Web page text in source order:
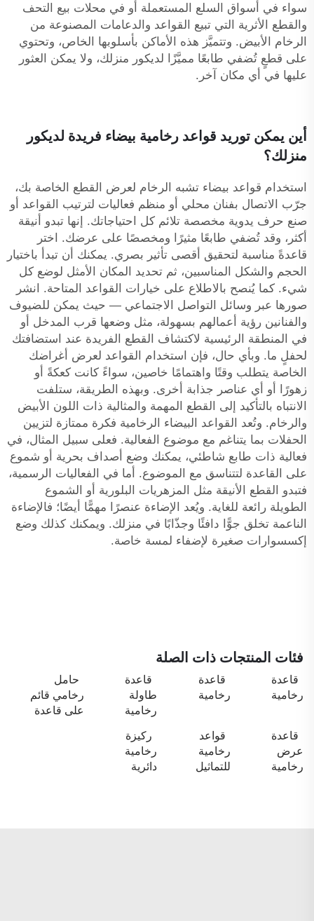
سواء في أسواق السلع المستعملة أو في محلات بيع التحف
والقطع الأثرية التي تبيع القواعد والدعامات المصنوعة من
الرخام الأبيض. وتتميَّز هذه الأماكن بأسلوبها الخاص، وتحتوي
على قطعٍ تُضفي طابعًا مميَّزًا لديكور منزلك، ولا يمكن العثور
عليها في أي مكان آخر.
أين يمكن توريد قواعد رخامية بيضاء فريدة لديكور
منزلك؟
استخدام قواعد بيضاء تشبه الرخام لعرض القطع الخاصة بك،
جرّب الاتصال بفنان محلي أو منظم فعاليات لترتيب القواعد أو
صنع حرف يدوية مخصصة تلائم كل احتياجاتك. إنها تبدو أنيقة
أكثر، وقد تُضفي طابعًا مثيرًا ومخصصًا على عرضك. اختر
قاعدةً مناسبة لتحقيق أقصى تأثير بصري. يمكنك أن تبدأ باختيار
الحجم والشكل المناسبين، ثم تحديد المكان الأمثل لوضع كل
شيء. كما يُنصح بالاطلاع على خيارات القواعد المتاحة. انشر
صورها عبر وسائل التواصل الاجتماعي — حيث يمكن للضيوف
والفنانين رؤية أعمالهم بسهولة، مثل وضعها قرب المدخل أو
في المنطقة الرئيسية لاكتشاف القطع الفريدة عند استضافتك
لحفلٍ ما. وبأي حال، فإن استخدام القواعد لعرض أغراضك
الخاصة يتطلب وقتًا واهتمامًا خاصين، سواءً كانت كعكةً أو
زهورًا أو أي عناصر جذابة أخرى. وبهذه الطريقة، ستلفت
الانتباه بالتأكيد إلى القطع المهمة والمثالية ذات اللون الأبيض
والرخام. وتُعد القواعد البيضاء الرخامية فكرة ممتازة لتزيين
الحفلات بما يتناغم مع موضوع الفعالية. فعلى سبيل المثال، في
فعالية ذات طابع شاطئي، يمكنك وضع أصداف بحرية أو شموع
على القاعدة لتتناسق مع الموضوع. أما في الفعاليات الرسمية،
فتبدو القطع الأنيقة مثل المزهريات البلورية أو الشموع
الطويلة رائعة للغاية. ويُعد الإضاءة عنصرًا مهمًّا أيضًا؛ فالإضاءة
الناعمة تخلق جوًّا دافئًا وجذّابًا في منزلك. ويمكنك كذلك وضع
إكسسوارات صغيرة لإضفاء لمسة خاصة.
فئات المنتجات ذات الصلة
قاعدة
رخامية
قاعدة
رخامية
قاعدة
طاولة
رخامية
حامل
رخامي قائم
على قاعدة
قاعدة
عرض
رخامية
قواعد
رخامية
للتماثيل
ركيزة
رخامية
دائرية